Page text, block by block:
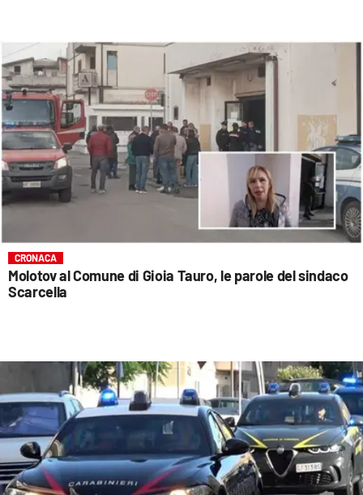
CRONACA
Molotov al Comune di Gioia Tauro, le parole del sindaco
Scarcella